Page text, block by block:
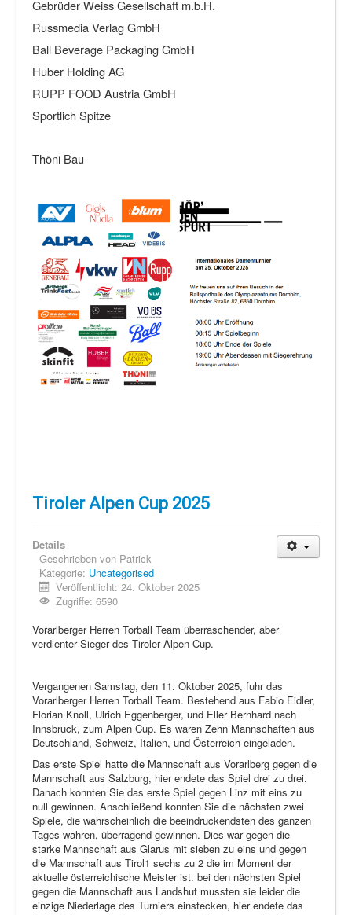
Gebrüder Weiss Gesellschaft m.b.H.
Russmedia Verlag GmbH
Ball Beverage Packaging GmbH
Huber Holding AG
RUPP FOOD Austria GmbH
Sportlich Spitze
Thöni Bau
Tiroler Alpen Cup 2025
Details
Geschrieben von Patrick
Kategorie: Uncategorised
Veröffentlicht: 24. Oktober 2025
Zugriffe: 6590
Vorarlberger Herren Torball Team überraschender, aber
verdienter Sieger des Tiroler Alpen Cup.
Vergangenen Samstag, den 11. Oktober 2025, fuhr das
Vorarlberger Herren Torball Team. Bestehend aus Fabio Eidler,
Florian Knoll, Ulrich Eggenberger, und Eller Bernhard nach
Innsbruck, zum Alpen Cup. Es waren Zehn Mannschaften aus
Deutschland, Schweiz, Italien, und Österreich eingeladen.
Das erste Spiel hatte die Mannschaft aus Vorarlberg gegen die
Mannschaft aus Salzburg, hier endete das Spiel drei zu drei.
Danach konnten Sie das erste Spiel gegen Linz mit eins zu
null gewinnen. Anschließend konnten Sie die nächsten zwei
Spiele, die wahrscheinlich die beeindruckendsten des ganzen
Tages wahren, überragend gewinnen. Dies war gegen die
starke Mannschaft aus Glarus mit sieben zu eins und gegen
die Mannschaft aus Tirol1 sechs zu 2 die im Moment der
aktuelle österreichische Meister ist. bei den nächsten Spiel
gegen die Mannschaft aus Landshut mussten sie leider die
einzige Niederlage des Turniers einstecken, hier endete das